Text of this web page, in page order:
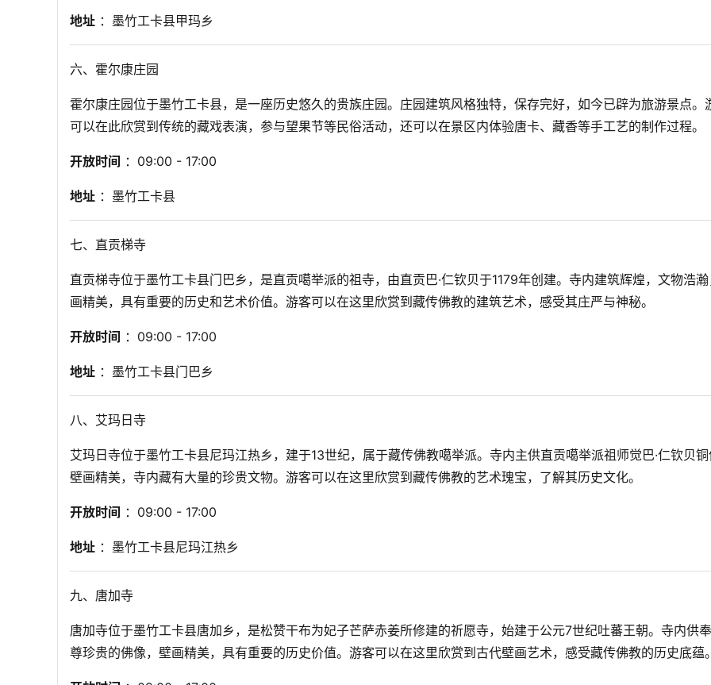
地址 ：墨竹工卡县甲玛乡
六、霍尔康庄园
霍尔康庄园位于墨竹工卡县，是一座历史悠久的贵族庄园。庄园建筑风格独特，保存完好，如今已辟为旅游景点。
可以在此欣赏到传统的藏戏表演，参与望果节等民俗活动，还可以在景区内体验唐卡、藏香等手工艺的制作过程。
开放时间 ：09:00 - 17:00
地址 ：墨竹工卡县
七、直贡梯寺
直贡梯寺位于墨竹工卡县门巴乡，是直贡噶举派的祖寺，由直贡巴·仁钦贝于1179年创建。寺内建筑辉煌，文物浩
画精美，具有重要的历史和艺术价值。游客可以在这里欣赏到藏传佛教的建筑艺术，感受其庄严与神秘。
开放时间 ：09:00 - 17:00
地址 ：墨竹工卡县门巴乡
八、艾玛日寺
艾玛日寺位于墨竹工卡县尼玛江热乡，建于13世纪，属于藏传佛教噶举派。寺内主供直贡噶举派祖师觉巴·仁钦贝铜
壁画精美，寺内藏有大量的珍贵文物。游客可以在这里欣赏到藏传佛教的艺术瑰宝，了解其历史文化。
开放时间 ：09:00 - 17:00
地址 ：墨竹工卡县尼玛江热乡
九、唐加寺
唐加寺位于墨竹工卡县唐加乡，是松赞干布为妃子芒萨赤姜所修建的祈愿寺，始建于公元7世纪吐蕃王朝。寺内供
尊珍贵的佛像，壁画精美，具有重要的历史价值。游客可以在这里欣赏到古代壁画艺术，感受藏传佛教的历史底蕴。